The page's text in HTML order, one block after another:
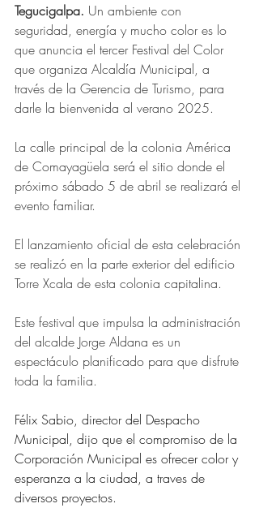
Tegucigalpa. Un ambiente con
seguridad, energía y mucho color es lo
que anuncia el tercer Festival del Color
que organiza Alcaldía Municipal, a
través de la Gerencia de Turismo, para
darle la bienvenida al verano 2025.
La calle principal de la colonia América
de Comayagüela será el sitio donde el
próximo sábado 5 de abril se realizará el
evento familiar.
El lanzamiento oficial de esta celebración
se realizó en la parte exterior del edificio
Torre Xcala de esta colonia capitalina.
Este festival que impulsa la administración
del alcalde Jorge Aldana es un
espectáculo planificado para que disfrute
toda la familia.
Félix Sabio, director del Despacho
Municipal, dijo que el compromiso de la
Corporación Municipal es ofrecer color y
esperanza a la ciudad, a traves de
diversos proyectos.